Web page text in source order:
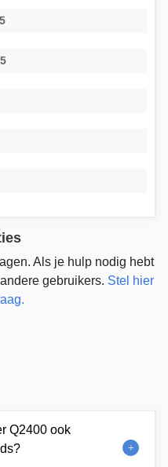
Als je hulp nodig hebt
gebruikers. Stel hier
Q2400 ook